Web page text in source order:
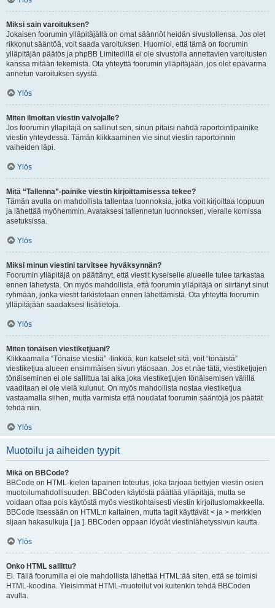
Miksi sain varoituksen?
Jokaisen foorumin ylläpitäjällä on omat säännöt heidän sivustollensa. Jos olet
rikkonut sääntöä, voit saada varoituksen. Huomioi, että tämä on foorumin
ylläpitäjän päätös ja phpBB Limitedillä ei ole sivustolla annettavien varoitusten
kanssa mitään tekemistä. Ota yhteyttä foorumin ylläpitäjään, jos olet epävarma
annetun varoituksen syystä.
Ylös
Miten ilmoitan viestin valvojalle?
Jos foorumin ylläpitäjä on sallinut sen, sinun pitäisi nähdä raportointipainike
viestin yhteydessä. Tämän klikkaaminen vie sinut viestin raportoinnin
vaiheiden läpi.
Ylös
Mitä “Tallenna”-painike viestin kirjoittamisessa tekee?
Tämän avulla on mahdollista tallentaa luonnoksia, jotka voit kirjoittaa loppuun
ja lähettää myöhemmin. Avataksesi tallennetun luonnoksen, vieraile komissa
asetuksissa.
Ylös
Miksi minun viestini tarvitsee hyväksynnän?
Foorumin ylläpitäjä on päättänyt, että viestit kyseiselle alueelle tulee tarkastaa
ennen lähetystä. On myös mahdollista, että foorumin ylläpitäjä on siirtänyt sinut
ryhmään, jonka viestit tarkistetaan ennen lähettämistä. Ota yhteyttä foorumin
ylläpitäjään saadaksesi lisätietoja.
Ylös
Miten tönäisen viestiketjuani?
Klikkaamalla “Tönaise viestiä” -linkkiä, kun katselet sitä, voit “tönäistä”
viestiketjua alueen ensimmäisen sivun yläosaan. Jos et näe tätä, viestiketjujen
tönäiseminen ei ole sallittua tai aika joka viestiketjujen tönäisemisen välillä
vaaditaan ei ole vielä kulunut. On myös mahdollista nostaa viestiketjua
vastaamalla siihen, mutta varmista että noudatat foorumin sääntöjä jos päätät
tehdä niin.
Ylös
Muotoilu ja aiheiden tyypit
Mikä on BBCode?
BBCode on HTML-kielen tapainen toteutus, joka tarjoaa tiettyjen viestin osien
muotoilumahdollisuuden. BBCoden käytöstä päättää ylläpitäjä, mutta se
voidaan ottaa pois käytöstä myös viestikohtaisesti viestin kirjoituslomakkeella.
BBCode itsessään on HTML:n kaltainen, mutta tagit käyttävät < ja > merkkien
sijaan hakasulkuja [ ja ]. BBCoden oppaan löydät viestinlähetyssivun kautta.
Ylös
Onko HTML sallittu?
Ei. Tällä foorumilla ei ole mahdollista lähettää HTML:ää siten, että se toimisi
HTML-koodina. Yleisimmät HTML-muotoilut voi kuitenkin tehdä BBCoden
avulla.